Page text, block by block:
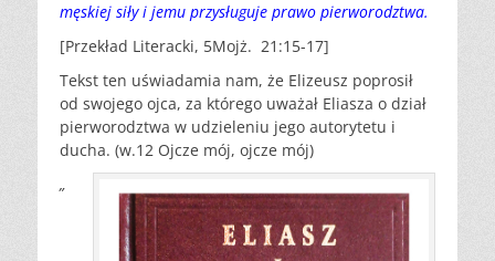
męskiej siły i jemu przysługuje prawo pierworodztwa.
[Przekład Literacki, 5Mojż. 21:15-17]
Tekst ten uświadamia nam, że Elizeusz poprosił
od swojego ojca, za którego uważał Eliasza o dział
pierworodztwa w udzieleniu jego autorytetu i
ducha. (w.12 Ojcze mój, ojcze mój)
„